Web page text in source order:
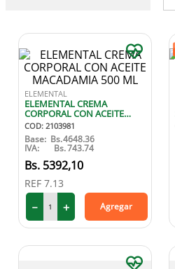
ELEMENTAL
ELEMENTAL CREMA
CORPORAL CON ACEITE
MACADAMIA 500 ML
COD: 2103981
Base: Bs.4648.36
IVA: Bs.743.74
5392,10
REF 7.13
＋
－ Agregar
3.
tensiometro
4.
vitamina c
5.
vitamina
6.
linezolid
7.
champu
8.
protector solar
.
miovit
10. medias compresión